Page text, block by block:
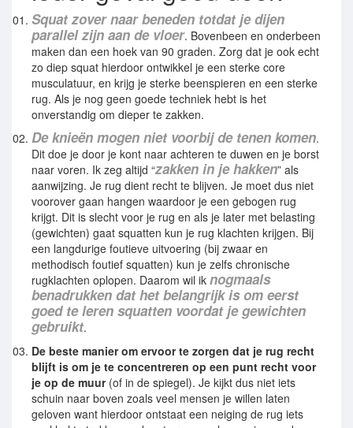
Squat zover naar beneden totdat je dijen
parallel zijn aan de vloer. Bovenbeen en onderbeen
maken dan een hoek van 90 graden. Zorg dat je ook echt
zo diep squat hierdoor ontwikkel je een sterke core
musculatuur, en krijg je sterke beenspieren en een sterke
rug. Als je nog geen goede techniek hebt is het
onverstandig om dieper te zakken.
De knieën mogen niet voorbij de tenen komen.
Dit doe je door je kont naar achteren te duwen en je borst
naar voren. Ik zeg altijd “zakken in je hakken” als
aanwijzing. Je rug dient recht te blijven. Je moet dus niet
voorover gaan hangen waardoor je een gebogen rug
krijgt. Dit is slecht voor je rug en als je later met belasting
(gewichten) gaat squatten kun je rug klachten krijgen. Bij
een langdurige foutieve uitvoering (bij zwaar en
methodisch foutief squatten) kun je zelfs chronische
rugklachten oplopen. Daarom wil ik nogmaals
benadrukken dat het belangrijk is om eerst
goed te leren squatten voordat je gewichten
gebruikt.
De beste manier om ervoor te zorgen dat je rug recht
blijft is om je te concentreren op een punt recht voor
je op de muur(of in de spiegel). Je kijkt dus niet iets
schuin naar boven zoals veel mensen je willen laten
geloven want hierdoor ontstaat een neiging de rug iets